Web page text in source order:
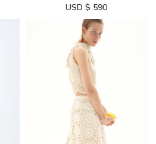
USD $ 590